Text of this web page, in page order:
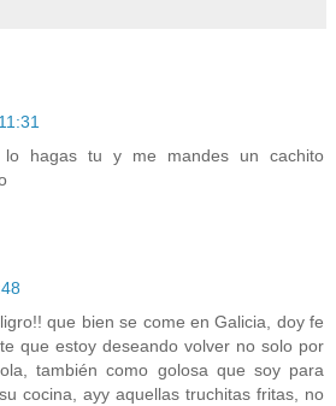
lo hagas tu y me mandes un cachito
que bien se come en Galicia, doy fe
que estoy deseando volver no solo por
también como golosa que soy para
cocina, ayy aquellas truchitas fritas, no